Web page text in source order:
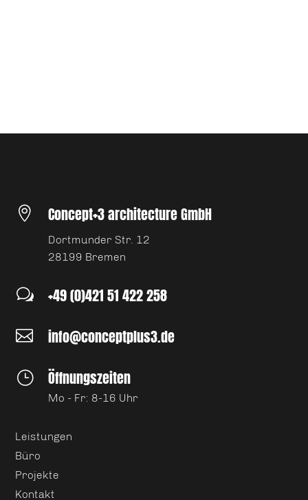
 Concept+3 architecture GmbH
Dortmunder Str. 12
28199 Bremen
w +49 (0)421 51 422 258
 info@conceptplus3.de
} Öffnungszeiten
Mo - Fr: 8-16 Uhr
Leistungen
Büro
Projekte
Kontakt